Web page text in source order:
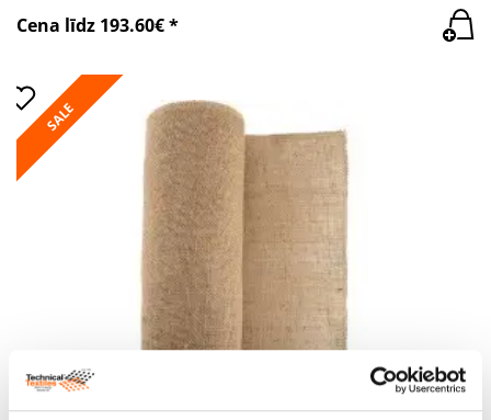
Cena līdz 193.60€ *
SALE
Džutas audums. Bl.305g/m². Pl.150cm. Cena